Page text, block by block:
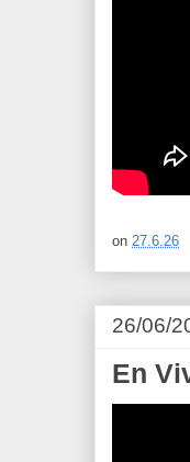
on 27.6.26
26/06/
En